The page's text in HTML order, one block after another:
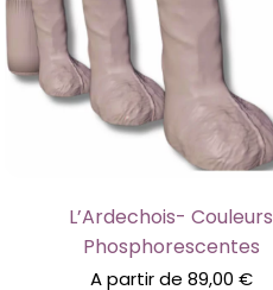
L’Ardechois- Couleurs
Phosphorescentes
A partir de 89,00 €